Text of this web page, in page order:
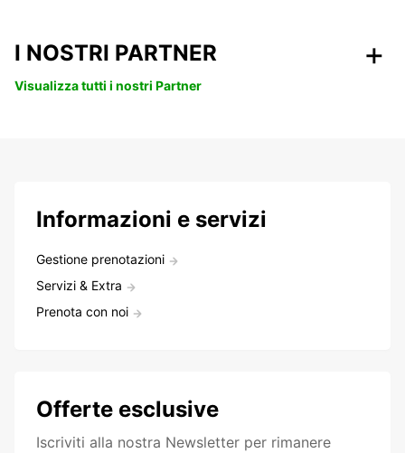
I NOSTRI PARTNER
Visualizza tutti i nostri Partner
Informazioni e servizi
Gestione prenotazioni
Servizi & Extra
Prenota con noi
Offerte esclusive
Iscriviti alla nostra Newsletter per rimanere